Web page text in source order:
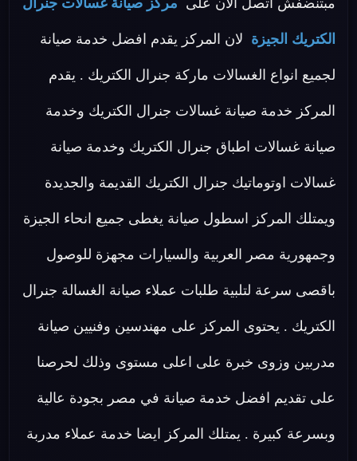
مبتنضفش اتصل الان على مركز صيانة غسالات جنرال
الكتريك الجيزة لان المركز يقدم افضل خدمة صيانة
لجميع انواع الغسالات ماركة جنرال الكتريك . يقدم
المركز خدمة صيانة غسالات جنرال الكتريك وخدمة
صيانة غسالات اطباق جنرال الكتريك وخدمة صيانة
غسالات اوتوماتيك جنرال الكتريك القديمة والجديدة
ويمتلك المركز اسطول صيانة يغطى جميع انحاء الجيزة
وجمهورية مصر العربية والسيارات مجهزة للوصول
باقصى سرعة لتلبية طلبات عملاء صيانة الغسالة جنرال
الكتريك . يحتوى المركز على مهندسين وفنيين صيانة
مدربين وزوى خبرة على اعلى مستوى وذلك لحرصنا
على تقديم افضل خدمة صيانة في مصر بجودة عالية
وبسرعة كبيرة . يمتلك المركز ايضا خدمة عملاء مدربة